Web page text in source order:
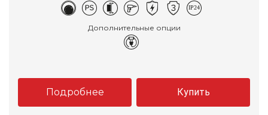
Дополнительные опции
Подробнее Купить